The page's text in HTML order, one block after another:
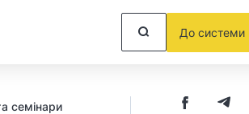
До системи
семінари